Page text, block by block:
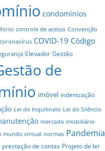
condomínios
controle de acesso Convenção
coronavírus COVID-19 Código
Elevador Gestão
de
imóvel indenização
Lei do Inquilinato Lei do Silêncio
mercado imobiliário
mundo virtual normas Pandemia
prestação de contas Projeto de lei